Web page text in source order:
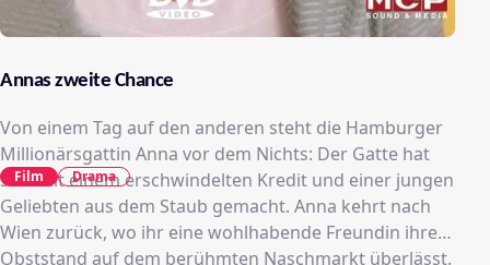
Annas zweite Chance
Von einem Tag auf den anderen steht die Hamburger
Millionärsgattin Anna vor dem Nichts: Der Gatte hat
sich mit einem erschwindelten Kredit und einer jungen
Geliebten aus dem Staub gemacht. Anna kehrt nach
Wien zurück, wo ihr eine wohlhabende Freundin ihren
Obststand auf dem berühmten Naschmarkt überlässt.
Film Drama